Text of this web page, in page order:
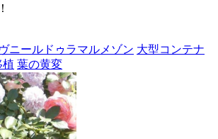
ニールドゥラマルメゾン 大型コンテナ
植 葉の黄変